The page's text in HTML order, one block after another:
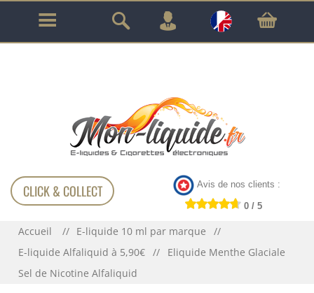
GARANTIE À VIE SUR TOUT LE MATÉRIEL
!!!
CLICK & COLLECT Avis de nos clients :
0 / 5
Accueil
E-liquide 10 ml par marque
E-liquide Alfaliquid à 5,90€
Eliquide Menthe Glaciale
Sel de Nicotine Alfaliquid